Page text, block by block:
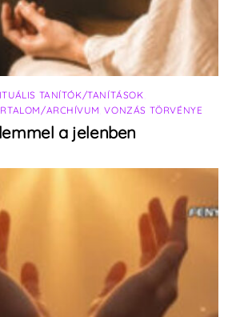
TANÍTÓK/TANÍTÁSOK
ARCHÍVUM ,VONZÁS TÖRVÉNYE
a jelenben